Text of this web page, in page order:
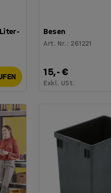
Besen
Art. Nr. : 261221
15,- €
Exkl. USt.